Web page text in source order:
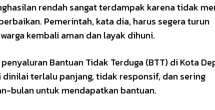
rendah sangat terdampak karena tidak
Pemerintah, kata dia, harus segera turun
kembali aman dan layak dihuni.
Bantuan Tidak Terduga (BTT) di Kota
terlalu panjang, tidak responsif, dan sering
bulan untuk mendapatkan bantuan.